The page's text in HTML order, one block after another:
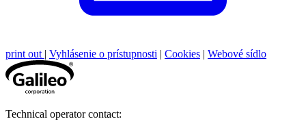
print out | Vyhlásenie o prístupnosti | Cookies | Webové sídlo
Technical operator contact: